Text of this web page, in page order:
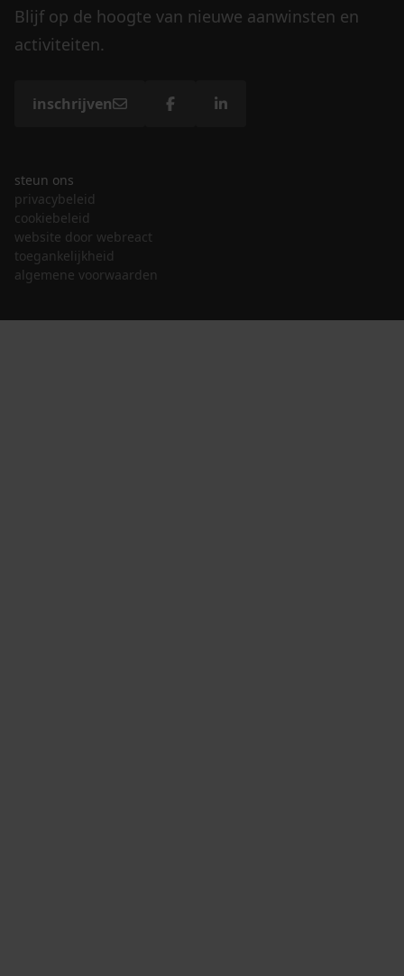
Blijf op de hoogte van nieuwe aanwinsten en
activiteiten.
inschrijven
steun ons
privacybeleid
cookiebeleid
website door webreact
toegankelijkheid
algemene voorwaarden